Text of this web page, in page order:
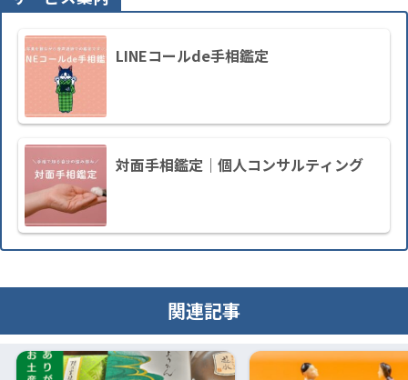
LINEコールde手相鑑定
対面手相鑑定｜個人コンサルティング
関連記事